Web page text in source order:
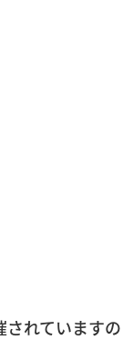
れていますの